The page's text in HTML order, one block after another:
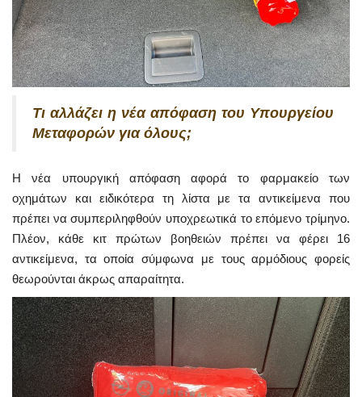
Τι αλλάζει η νέα απόφαση του Υπουργείου
Μεταφορών για όλους;
Η νέα υπουργική απόφαση αφορά το φαρμακείο των
οχημάτων και ειδικότερα τη λίστα με τα αντικείμενα που
πρέπει να συμπεριληφθούν υποχρεωτικά το επόμενο τρίμηνο.
Πλέον, κάθε κιτ πρώτων βοηθειών πρέπει να φέρει 16
αντικείμενα, τα οποία σύμφωνα με τους αρμόδιους φορείς
θεωρούνται άκρως απαραίτητα.